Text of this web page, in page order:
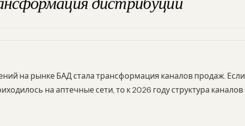
на рынке БАД стала трансформация каналов продаж. Если
на аптечные сети, то к 2026 году структура каналов